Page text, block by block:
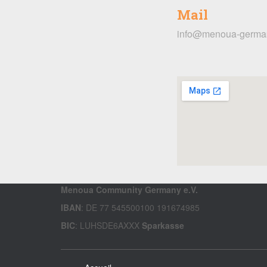
Mail
info@menoua-
Menoua Community Germany e.V.
IBAN: DE 77 545500100 191674985
BIC: LUHSDE6AXXX Sparkasse